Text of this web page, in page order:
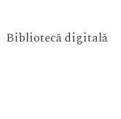
Bibliotecă digitală